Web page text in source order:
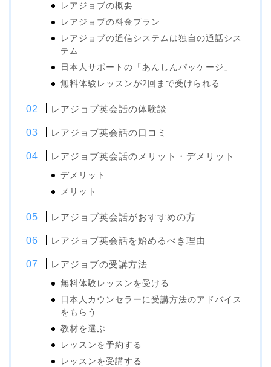
レアジョブの概要
レアジョブの料金プラン
レアジョブの通信システムは独自の通話シス
テム
日本人サポートの「あんしんパッケージ」
無料体験レッスンが2回まで受けられる
レアジョブ英会話の体験談
レアジョブ英会話の口コミ
レアジョブ英会話のメリット・デメリット
デメリット
メリット
レアジョブ英会話がおすすめの方
レアジョブ英会話を始めるべき理由
レアジョブの受講方法
無料体験レッスンを受ける
日本人カウンセラーに受講方法のアドバイス
をもらう
教材を選ぶ
レッスンを予約する
レッスンを受講する